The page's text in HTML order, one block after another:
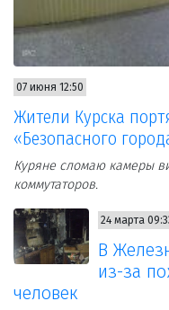
07 июня 12:50
Жители Курска
«Безопасного
Куряне сломаю камеры
коммутаторов.
24 марта
В
из-за
человек